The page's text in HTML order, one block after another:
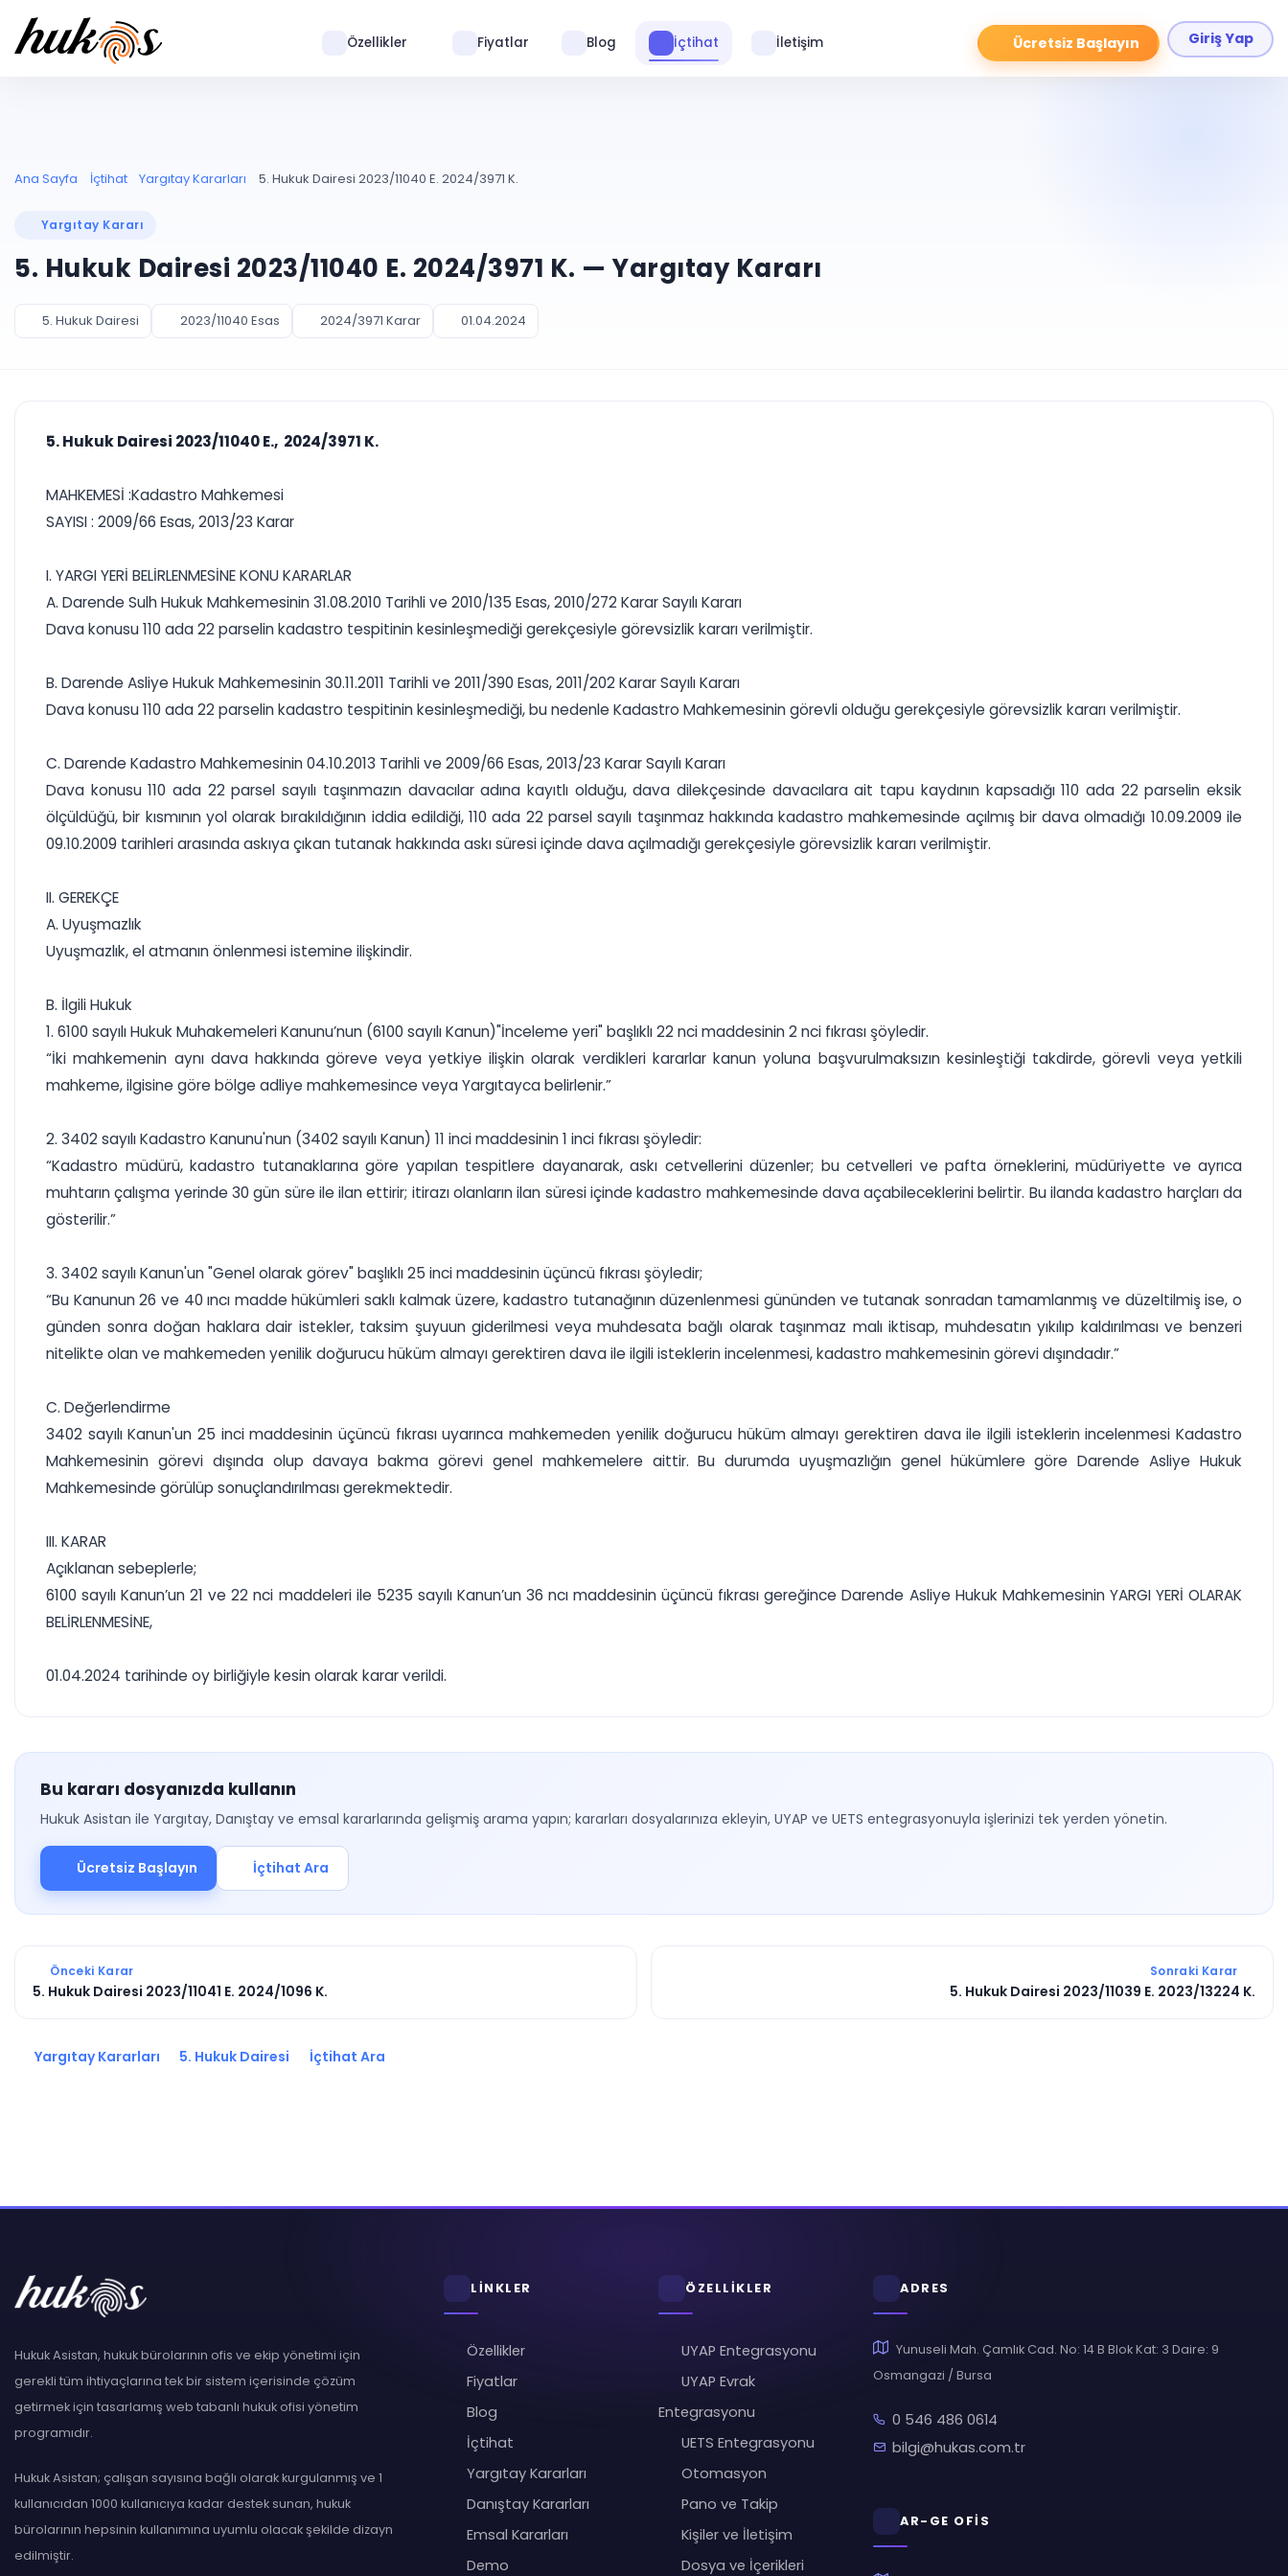
Ücretsiz Başlayın Giriş Yap
Özellikler Fiyatlar Blog İçtihat İletişim
Ana Sayfa İçtihat Yargıtay Kararları 5. Hukuk Dairesi 2023/11040 E. 2024/3971 K.
Yargıtay Kararı
5. Hukuk Dairesi 2023/11040 E. 2024/3971 K. — Yargıtay Kararı
5. Hukuk Dairesi 2023/11040 Esas 2024/3971 Karar 01.04.2024
5. Hukuk Dairesi 2023/11040 E., 2024/3971 K.
MAHKEMESİ :Kadastro Mahkemesi
SAYISI : 2009/66 Esas, 2013/23 Karar
I. YARGI YERİ BELİRLENMESİNE KONU KARARLAR
A. Darende Sulh Hukuk Mahkemesinin 31.08.2010 Tarihli ve 2010/135 Esas, 2010/272 Karar Sayılı Kararı
Dava konusu 110 ada 22 parselin kadastro tespitinin kesinleşmediği gerekçesiyle görevsizlik kararı verilmiştir.
B. Darende Asliye Hukuk Mahkemesinin 30.11.2011 Tarihli ve 2011/390 Esas, 2011/202 Karar Sayılı Kararı
Dava konusu 110 ada 22 parselin kadastro tespitinin kesinleşmediği, bu nedenle Kadastro Mahkemesinin görevli olduğu gerekçesiyle görevsizlik kararı verilmiştir.
C. Darende Kadastro Mahkemesinin 04.10.2013 Tarihli ve 2009/66 Esas, 2013/23 Karar Sayılı Kararı
Dava konusu 110 ada 22 parsel sayılı taşınmazın davacılar adına kayıtlı olduğu, dava dilekçesinde davacılara ait tapu kaydının kapsadığı 110 ada 22 parselin eksik
ölçüldüğü, bir kısmının yol olarak bırakıldığının iddia edildiği, 110 ada 22 parsel sayılı taşınmaz hakkında kadastro mahkemesinde açılmış bir dava olmadığı 10.09.2009 ile
09.10.2009 tarihleri arasında askıya çıkan tutanak hakkında askı süresi içinde dava açılmadığı gerekçesiyle görevsizlik kararı verilmiştir.
II. GEREKÇE
A. Uyuşmazlık
Uyuşmazlık, el atmanın önlenmesi istemine ilişkindir.
B. İlgili Hukuk
1. 6100 sayılı Hukuk Muhakemeleri Kanunu’nun (6100 sayılı Kanun)"İnceleme yeri" başlıklı 22 nci maddesinin 2 nci fıkrası şöyledir.
“İki mahkemenin aynı dava hakkında göreve veya yetkiye ilişkin olarak verdikleri kararlar kanun yoluna başvurulmaksızın kesinleştiği takdirde, görevli veya yetkili
mahkeme, ilgisine göre bölge adliye mahkemesince veya Yargıtayca belirlenir.”
2. 3402 sayılı Kadastro Kanunu'nun (3402 sayılı Kanun) 11 inci maddesinin 1 inci fıkrası şöyledir:
“Kadastro müdürü, kadastro tutanaklarına göre yapılan tespitlere dayanarak, askı cetvellerini düzenler; bu cetvelleri ve pafta örneklerini, müdüriyette ve ayrıca
muhtarın çalışma yerinde 30 gün süre ile ilan ettirir; itirazı olanların ilan süresi içinde kadastro mahkemesinde dava açabileceklerini belirtir. Bu ilanda kadastro harçları da
gösterilir.”
3. 3402 sayılı Kanun'un "Genel olarak görev" başlıklı 25 inci maddesinin üçüncü fıkrası şöyledir;
“Bu Kanunun 26 ve 40 ıncı madde hükümleri saklı kalmak üzere, kadastro tutanağının düzenlenmesi gününden ve tutanak sonradan tamamlanmış ve düzeltilmiş ise, o
günden sonra doğan haklara dair istekler, taksim şuyuun giderilmesi veya muhdesata bağlı olarak taşınmaz malı iktisap, muhdesatın yıkılıp kaldırılması ve benzeri
nitelikte olan ve mahkemeden yenilik doğurucu hüküm almayı gerektiren dava ile ilgili isteklerin incelenmesi, kadastro mahkemesinin görevi dışındadır.”
C. Değerlendirme
3402 sayılı Kanun'un 25 inci maddesinin üçüncü fıkrası uyarınca mahkemeden yenilik doğurucu hüküm almayı gerektiren dava ile ilgili isteklerin incelenmesi Kadastro
Mahkemesinin görevi dışında olup davaya bakma görevi genel mahkemelere aittir. Bu durumda uyuşmazlığın genel hükümlere göre Darende Asliye Hukuk
Mahkemesinde görülüp sonuçlandırılması gerekmektedir.
III. KARAR
Açıklanan sebeplerle;
6100 sayılı Kanun’un 21 ve 22 nci maddeleri ile 5235 sayılı Kanun’un 36 ncı maddesinin üçüncü fıkrası gereğince Darende Asliye Hukuk Mahkemesinin YARGI YERİ OLARAK
BELİRLENMESİNE,
01.04.2024 tarihinde oy birliğiyle kesin olarak karar verildi.
Bu kararı dosyanızda kullanın
Hukuk Asistan ile Yargıtay, Danıştay ve emsal kararlarında gelişmiş arama yapın; kararları dosyalarınıza ekleyin, UYAP ve UETS entegrasyonuyla işlerinizi tek yerden yönetin.
Ücretsiz Başlayın İçtihat Ara
Önceki Karar
5. Hukuk Dairesi 2023/11041 E. 2024/1096 K.
Sonraki Karar
5. Hukuk Dairesi 2023/11039 E. 2023/13224 K.
Yargıtay Kararları 5. Hukuk Dairesi İçtihat Ara
Hukuk Asistan, hukuk bürolarının ofis ve ekip yönetimi için
gerekli tüm ihtiyaçlarına tek bir sistem içerisinde çözüm
getirmek için tasarlamış web tabanlı hukuk ofisi yönetim
programıdır.
Hukuk Asistan; çalışan sayısına bağlı olarak kurgulanmış ve 1
kullanıcıdan 1000 kullanıcıya kadar destek sunan, hukuk
bürolarının hepsinin kullanımına uyumlu olacak şekilde dizayn
edilmiştir.
LİNKLER
Özellikler
Fiyatlar
Blog
İçtihat
Yargıtay Kararları
Danıştay Kararları
Emsal Kararları
Demo
ÖZELLİKLER
UYAP Entegrasyonu
UYAP Evrak
Entegrasyonu
UETS Entegrasyonu
Otomasyon
Pano ve Takip
Kişiler ve İletişim
Dosya ve İçerikleri
ADRES
Yunuseli Mah. Çamlık Cad. No: 14 B Blok Kat: 3 Daire: 9
Osmangazi / Bursa
0 546 486 0614
bilgi@hukas.com.tr
AR-GE OFİS